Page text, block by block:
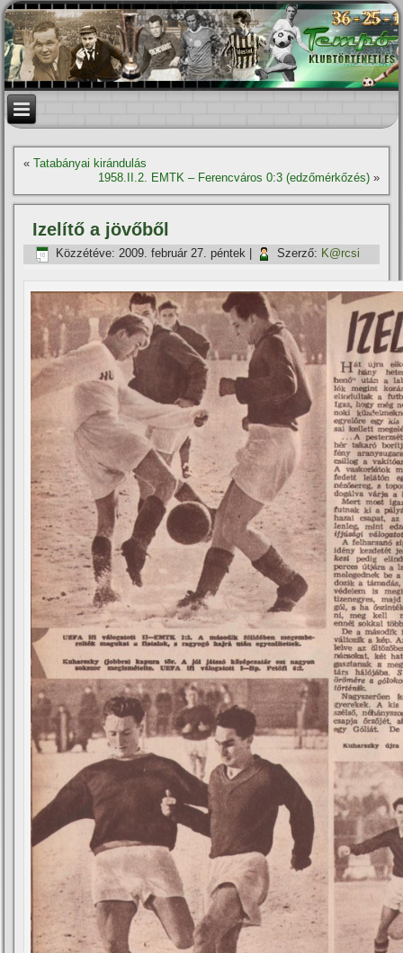
«Tatabányai kirándulás
1958.II.2. EMTK – Ferencváros 0:3 (edzőmérkőzés)»
Izelí­tő a jövőből
Közzétéve: 2009. február 27. péntek Szerző: K@rcsi